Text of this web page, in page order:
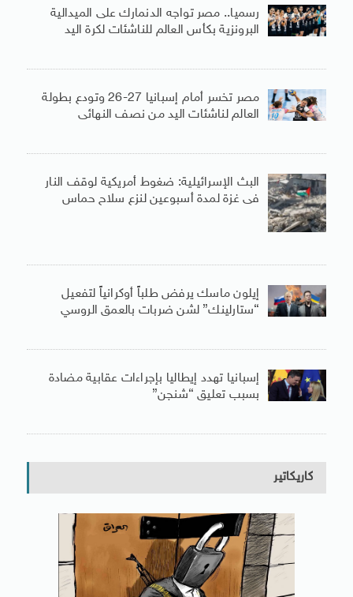
رسميا.. مصر تواجه الدنمارك على الميدالية
البرونزية بكأس العالم للناشئات لكرة اليد
مصر تخسر أمام إسبانيا 27-26 وتودع بطولة
العالم لناشئات اليد من نصف النهائى
البث الإسرائيلية: ضغوط أمريكية لوقف النار
فى غزة لمدة أسبوعين لنزع سلاح حماس
إيلون ماسك يرفض طلباً أوكرانياً لتفعيل
“ستارلينك” لشن ضربات بالعمق الروسي
إسبانيا تهدد إيطاليا بإجراءات عقابية مضادة
بسبب تعليق “شنجن”
كاريكاتير